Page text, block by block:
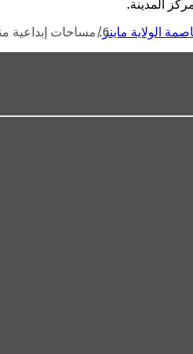
المدينة.
الولاية ماينز مساحات إبداعية